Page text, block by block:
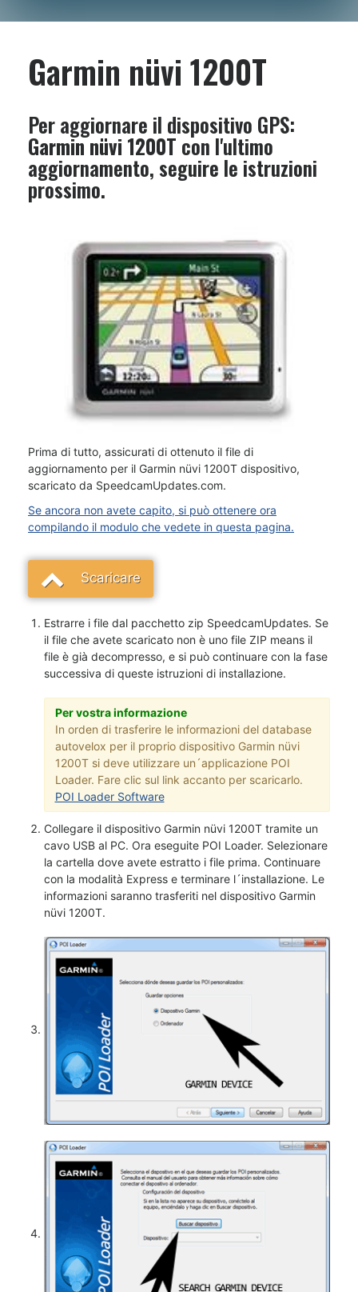
Garmin nüvi 1200T
Per aggiornare il dispositivo GPS:
Garmin nüvi 1200T con l'ultimo
aggiornamento, seguire le istruzioni
prossimo.
Prima di tutto, assicurati di ottenuto il file di
aggiornamento per il Garmin nüvi 1200T dispositivo,
scaricato da SpeedcamUpdates.com.
Se ancora non avete capito, si può ottenere ora
compilando il modulo che vedete in questa pagina.
Scaricare
Estrarre i file dal pacchetto zip SpeedcamUpdates. Se
il file che avete scaricato non è uno file ZIP means il
file è già decompresso, e si può continuare con la fase
successiva di queste istruzioni di installazione.
Per vostra informazione
In orden di trasferire le informazioni del database
autovelox per il proprio dispositivo Garmin nüvi
1200T si deve utilizzare un´applicazione POI
Loader. Fare clic sul link accanto per scaricarlo.
POI Loader Software
Collegare il dispositivo Garmin nüvi 1200T tramite un
cavo USB al PC. Ora eseguite POI Loader. Selezionare
la cartella dove avete estratto i file prima. Continuare
con la modalità Express e terminare l´installazione. Le
informazioni saranno trasferiti nel dispositivo Garmin
nüvi 1200T.